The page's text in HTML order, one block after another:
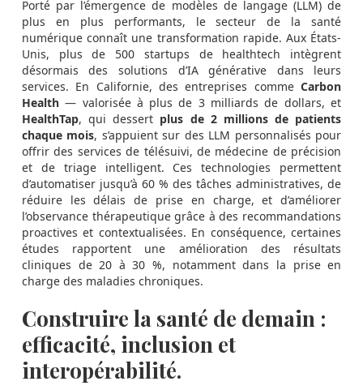
Porté par l’émergence de modèles de langage (LLM) de
plus en plus performants, le secteur de la santé
numérique connaît une transformation rapide. Aux États-
Unis, plus de 500 startups de healthtech intègrent
désormais des solutions d’IA générative dans leurs
services. En Californie, des entreprises commeCarbon
Health— valorisée à plus de 3 milliards de dollars, et
HealthTap, qui dessert plus de 2 millions de patients
chaque mois, s’appuient sur des LLM personnalisés pour
offrir des services de télésuivi, de médecine de précision
et de triage intelligent. Ces technologies permettent
d’automatiser jusqu’à 60 % des tâches administratives, de
réduire les délais de prise en charge, et d’améliorer
l’observance thérapeutique grâce à des recommandations
proactives et contextualisées. En conséquence, certaines
études rapportent une amélioration des résultats
cliniques de 20 à 30 %, notamment dans la prise en
charge des maladies chroniques.
Construire la santé de demain :
efficacité, inclusion et
interopérabilité.